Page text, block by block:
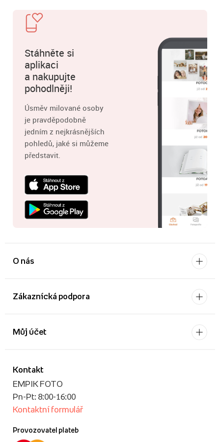
Stáhněte si
aplikaci
a nakupujte
pohodlněji!
Úsměv milované osoby
je pravděpodobně
jedním z nejkrásnějších
pohledů, jaké si můžeme
představit.
O nás
Zákaznícká podpora
Kontakt
EMPIK FOTO
Pn-Pt: 8:00-16:00
Kontaktní formulář
Provozovatel plateb
Můj účet